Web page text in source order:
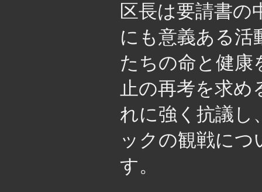
区長は要請書の
にも意義ある活
たちの命と健康
止の再考を求め
れに強く抗議し
ックの観戦に
す。